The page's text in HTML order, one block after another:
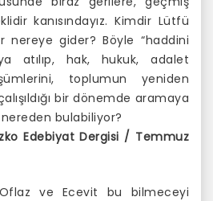
kanısındayız. Kimdir Lütfü
nereye gider? Böyle “haddini
atılıp, hak, hukuk, adalet
toplumun yeniden
bir dönemde aramaya
bulabiliyor?
Edebiyat Dergisi / Temmuz
ve Ecevit bu bilmeceyi